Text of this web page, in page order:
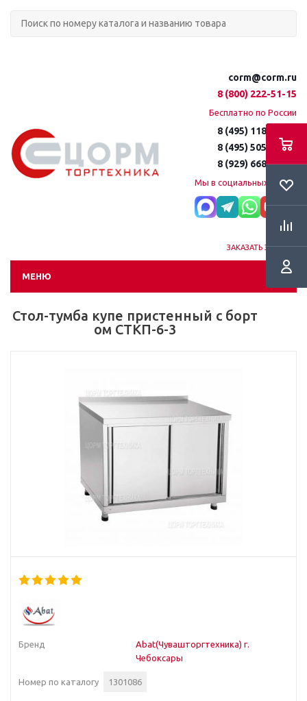
corm@corm.ru
8 (800) 222-51-15
Бесплатно по России
8 (495) 118-61-16
8 (495) 505-51-15
8 (929) 668-95-35
Мы в социальных сетях:
ЗАКАЗАТЬ ЗВОНОК
МЕНЮ
Стол-тумба купе пристенный с борт
ом СТКП-6-3
Бренд
Abat(Чувашторгтехника) г.
Чебоксары
Номер по каталогу 1301086